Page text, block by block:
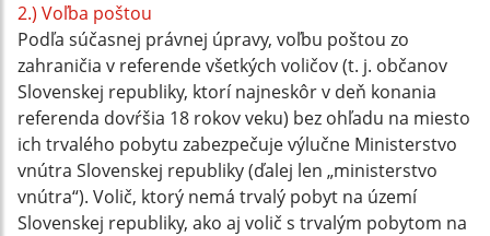
2.) Voľba poštou
Podľa súčasnej právnej úpravy, voľbu poštou zo
zahraničia v referende všetkých voličov (t. j. občanov
Slovenskej republiky, ktorí najneskôr v deň konania
referenda dovŕšia 18 rokov veku) bez ohľadu na miesto
ich trvalého pobytu zabezpečuje výlučne Ministerstvo
vnútra Slovenskej republiky (ďalej len „ministerstvo
vnútra“). Volič, ktorý nemá trvalý pobyt na území
Slovenskej republiky, ako aj volič s trvalým pobytom na